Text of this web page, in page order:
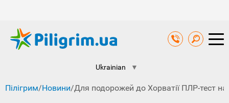
Ukrainian ▼
Пілігрим/Новини/Для подорожей до Хорватії ПЛР-тест